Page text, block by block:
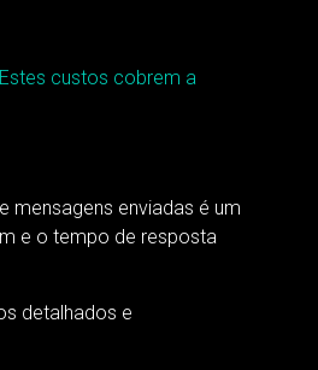
custos cobrem a
mensagens enviadas é um
e o tempo de resposta
detalhados e